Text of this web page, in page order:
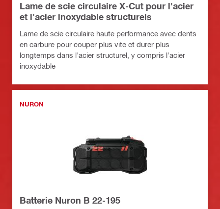
Lame de scie circulaire X-Cut pour l'acier
et l'acier inoxydable structurels
Lame de scie circulaire haute performance avec dents
en carbure pour couper plus vite et durer plus
longtemps dans l'acier structurel, y compris l'acier
inoxydable
NURON
Batterie Nuron B 22-195